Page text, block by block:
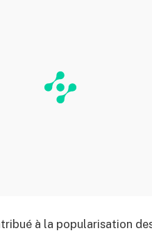
à la popularisation